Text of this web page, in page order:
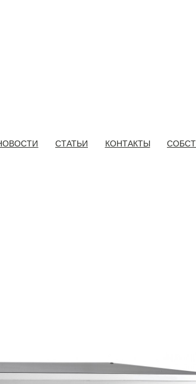
СТАТЬИ КОНТАКТЫ